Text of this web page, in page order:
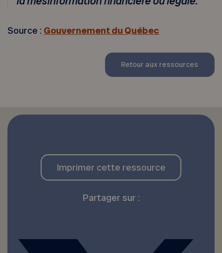
Source : Gouvernement du Québec
Retour aux ressources
Imprimer cette ressource
Partager sur :